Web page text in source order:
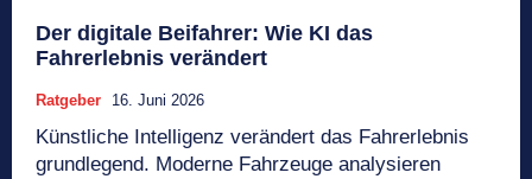
Der digitale Beifahrer: Wie KI das
Fahrerlebnis verändert
Ratgeber 16. Juni 2026
Künstliche Intelligenz verändert das Fahrerlebnis
grundlegend. Moderne Fahrzeuge analysieren